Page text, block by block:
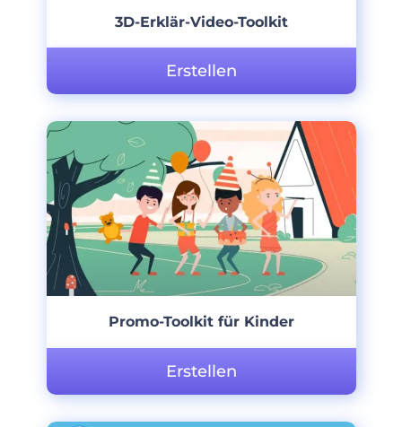
3D-Erklär-Video-Toolkit
Erstellen
Promo-Toolkit für Kinder
Erstellen